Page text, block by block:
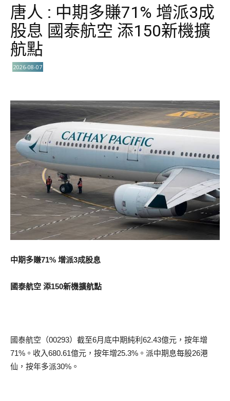
唐人 : 中期多賺71% 增派3成
股息 國泰航空 添150新機擴
航點
2026-08-07
中期多賺71% 增派3成股息
國泰航空 添150新機擴航點
國泰航空（00293）截至6月底中期純利62.43億元，按年增
71%。收入680.61億元，按年增25.3%。派中期息每股26港
仙，按年多派30%。